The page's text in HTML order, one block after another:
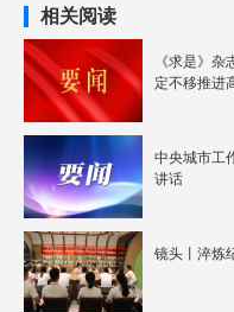
相关阅读
《求是》
定不移推进
中央城市工
讲话
镜头丨淬炼